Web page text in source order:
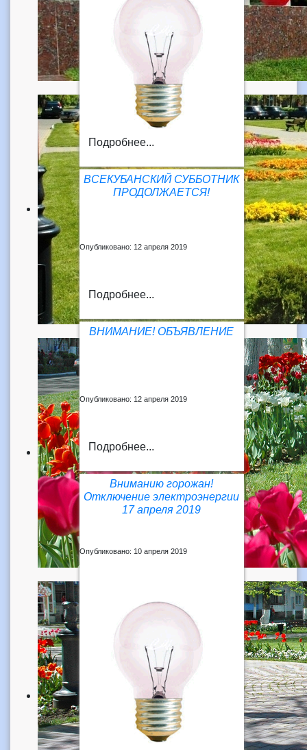
Подробнее...
ВСЕКУБАНСКИЙ СУББОТНИК
ПРОДОЛЖАЕТСЯ!
Опубликовано: 12 апреля 2019
Подробнее...
ВНИМАНИЕ! ОБЪЯВЛЕНИЕ
Опубликовано: 12 апреля 2019
Подробнее...
Вниманию горожан!
Отключение электроэнергии
17 апреля 2019
Опубликовано: 10 апреля 2019